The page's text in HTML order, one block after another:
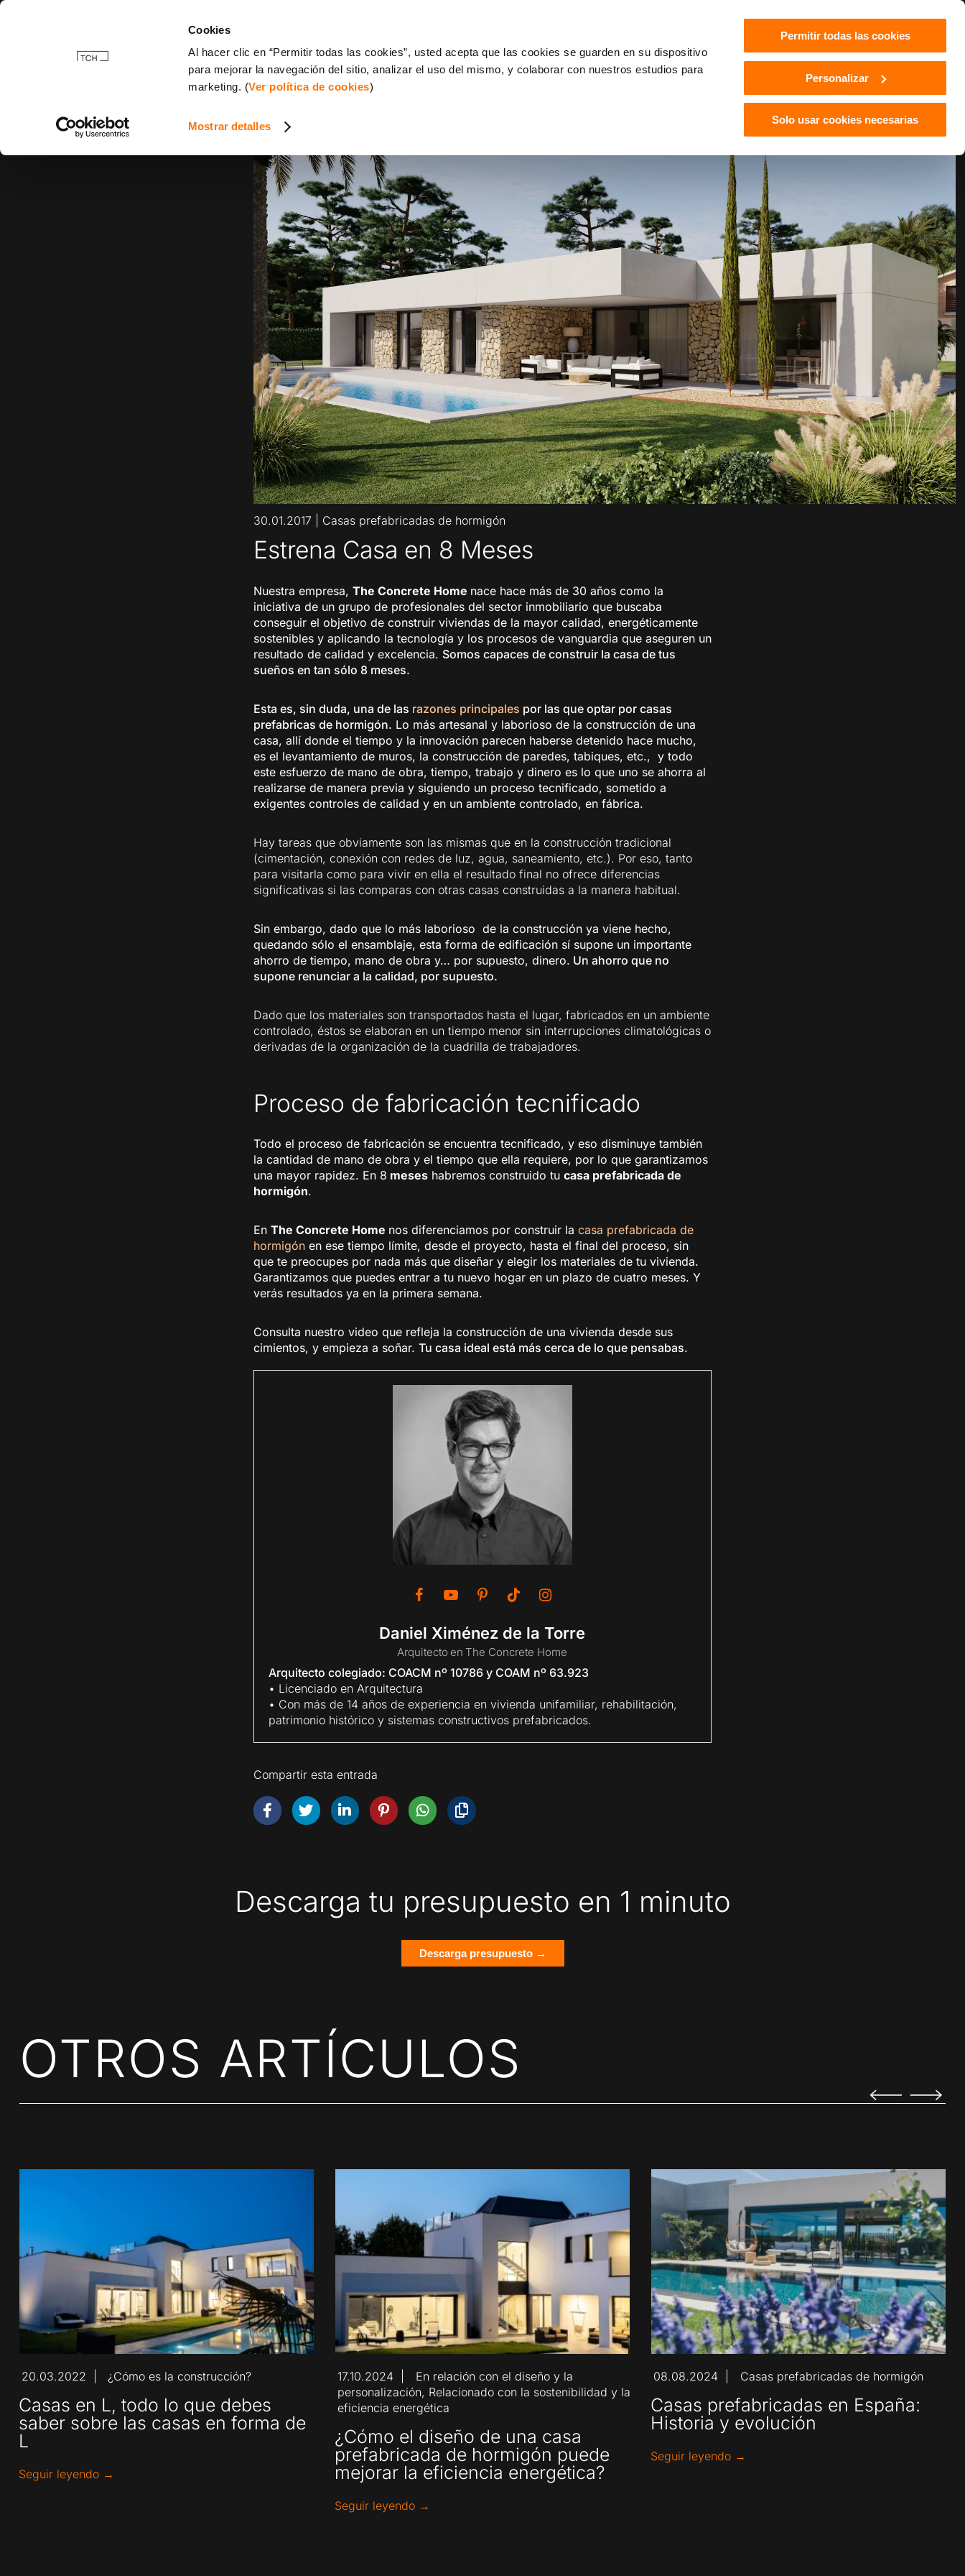
Cookies
Al hacer clic en “Permitir todas las cookies”, usted acepta que las cookies se guarden en su dispositivo
para mejorar la navegación del sitio, analizar el uso del mismo, y colaborar con nuestros estudios para
marketing. (Ver política de cookies)
Mostrar detalles
Permitir todas las cookies
Personalizar
Solo usar cookies necesarias
30.01.2017 Casas prefabricadas de hormigón
Estrena Casa en 8 Meses
Nuestra empresa, The Concrete Home nace hace más de 30 años como la
iniciativa de un grupo de profesionales del sector inmobiliario que buscaba
conseguir el objetivo de construir viviendas de la mayor calidad, energéticamente
sostenibles y aplicando la tecnología y los procesos de vanguardia que aseguren un
resultado de calidad y excelencia. Somos capaces de construir la casa de tus
sueños en tan sólo 8 meses.
Esta es, sin duda, una de las razones principales por las que optar por casas
prefabricas de hormigón. Lo más artesanal y laborioso de la construcción de una
casa, allí donde el tiempo y la innovación parecen haberse detenido hace mucho,
es el levantamiento de muros, la construcción de paredes, tabiques, etc., y todo
este esfuerzo de mano de obra, tiempo, trabajo y dinero es lo que uno se ahorra al
realizarse de manera previa y siguiendo un proceso tecnificado, sometido a
exigentes controles de calidad y en un ambiente controlado, en fábrica.
Hay tareas que obviamente son las mismas que en la construcción tradicional
(cimentación, conexión con redes de luz, agua, saneamiento, etc.). Por eso, tanto
para visitarla como para vivir en ella el resultado final no ofrece diferencias
significativas si las comparas con otras casas construidas a la manera habitual.
Sin embargo, dado que lo más laborioso de la construcción ya viene hecho,
quedando sólo el ensamblaje, esta forma de edificación sí supone un importante
ahorro de tiempo, mano de obra y… por supuesto, dinero. Un ahorro que no
supone renunciar a la calidad, por supuesto.
Dado que los materiales son transportados hasta el lugar, fabricados en un ambiente
controlado, éstos se elaboran en un tiempo menor sin interrupciones climatológicas o
derivadas de la organización de la cuadrilla de trabajadores.
Proceso de fabricación tecnificado
Todo el proceso de fabricación se encuentra tecnificado, y eso disminuye también
la cantidad de mano de obra y el tiempo que ella requiere, por lo que garantizamos
una mayor rapidez. En 8 meseshabremos construido tu casa prefabricada de
hormigón.
En The Concrete Home nos diferenciamos por construir la casa prefabricada de
hormigónen ese tiempo límite, desde el proyecto, hasta el final del proceso, sin
que te preocupes por nada más que diseñar y elegir los materiales de tu vivienda.
Garantizamos que puedes entrar a tu nuevo hogar en un plazo de cuatro meses. Y
verás resultados ya en la primera semana.
Consulta nuestro video que refleja la construcción de una vivienda desde sus
cimientos, y empieza a soñar. Tu casa ideal está más cerca de lo que pensabas.
Daniel Ximénez de la Torre
Arquitecto en The Concrete Home
Arquitecto colegiado: COACM nº 10786 y COAM nº 63.923
• Licenciado en Arquitectura
• Con más de 14 años de experiencia en vivienda unifamiliar, rehabilitación,
patrimonio histórico y sistemas constructivos prefabricados.
Compartir esta entrada
Descarga tu presupuesto en 1 minuto
Descarga presupuesto →
OTROS ARTÍCULOS
Casas en L, todo lo que debes
saber sobre las casas en forma de
L
20.03.2022 |¿Cómo es la construcción?
Seguir leyendo →
¿Cómo el diseño de una casa
prefabricada de hormigón puede
mejorar la eficiencia energética?
17.10.2024 |
En relación con el diseño y la
personalización, Relacionado con la sostenibilidad y la
eficiencia energética
Seguir leyendo →
Casas prefabricadas en España:
Historia y evolución
08.08.2024 |
Casas prefabricadas de hormigón
Seguir leyendo →